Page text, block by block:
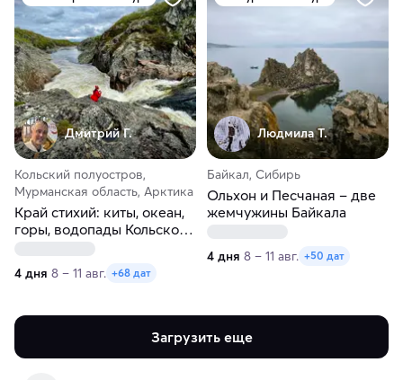
Дмитрий Г.
Кольский полуостров,
Мурманская область, Арктика
Край стихий: киты, океан,
горы, водопады Кольского
4 дня 8 – 11 авг. +68 дат
Людмила Т.
Байкал, Сибирь
Ольхон и Песчаная – две
жемчужины Байкала
4 дня 8 – 11 авг. +50 дат
Загрузить еще